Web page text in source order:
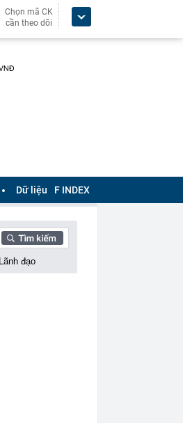
Chọn mã CK
cần theo dõi
Dữ liệu F INDEX
Lãnh đạo